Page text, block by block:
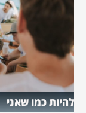
להיות כמו שאני